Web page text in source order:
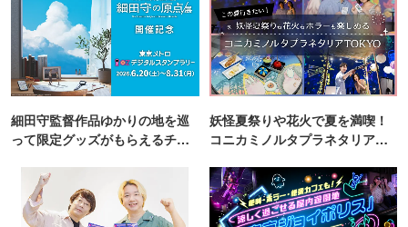
細田守監督作品ゆかりの地を巡
って限定グッズがもらえるチャ
妖怪夏祭りや花火で夏を満喫！
コニカミノルタプラネタリア